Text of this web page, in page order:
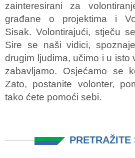
zainteresirani za
građane o projektima i
Sisak. Volontirajući, stječu
Sire se naši vidici,
drugim ljudima, učimo i u isto
zabavljamo. Osjećamo se
Zato, postanite volonter,
tako ćete pomoći sebi.
PRETRAŽITE